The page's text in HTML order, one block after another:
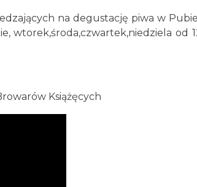
na degustację piwa w
wtorek,środa,czwartek,niedziela od
Książęcych